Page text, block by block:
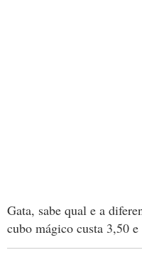
Gata, sabe qual e a
cubo mágico custa 3,50